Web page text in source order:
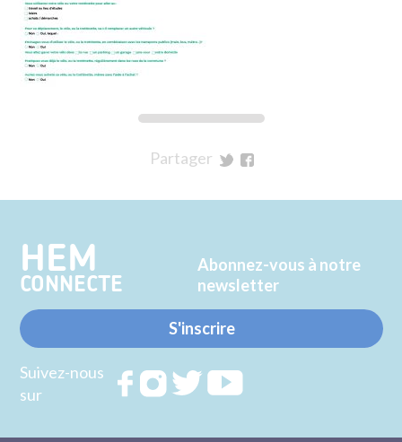
Partager
Twitter
Facebook
HEM
CONNECTE
Abonnez-vous à notre
newsletter
S'inscrire
Suivez-nous
sur
RejoignezRejoignezRejoignez